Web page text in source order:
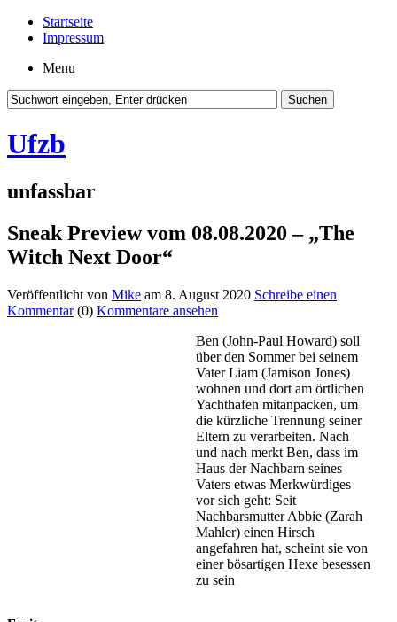
Startseite
Impressum
Menu
Ufzb
unfassbar
Sneak Preview vom 08.08.2020 – „The
Witch Next Door“
Veröffentlicht von Mike am 8. August 2020 Schreibe einen
Kommentar(0) Kommentare ansehen
Ben (John-Paul Howard) soll
über den Sommer bei seinem
Vater Liam (Jamison Jones)
wohnen und dort am örtlichen
Yachthafen mitanpacken, um
die kürzliche Trennung seiner
Eltern zu verarbeiten. Nach
und nach merkt Ben, dass im
Haus der Nachbarn seines
Vaters etwas Merkwürdiges
vor sich geht: Seit
Nachbarsmutter Abbie (Zarah
Mahler) einen Hirsch
angefahren hat, scheint sie von
einer bösartigen Hexe besessen
zu sein